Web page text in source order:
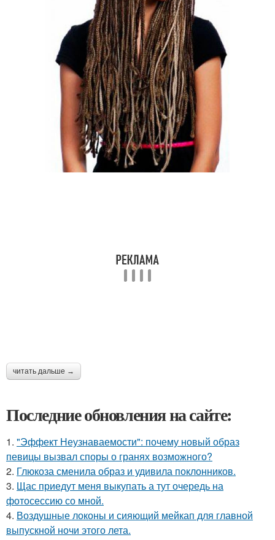
читать дальше →
Последние обновления на сайте:
1. "Эффект Неузнаваемости": почему новый образ
певицы вызвал споры о гранях возможного?
2. Глюкоза сменила образ и удивила поклонников.
3. Щас приедут меня выкупать а тут очередь на
фотосессию со мной.
4. Воздушные локоны и сияющий мейкап для главной
выпускной ночи этого лета.